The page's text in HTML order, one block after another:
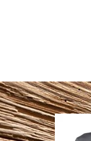
Zum
Ende